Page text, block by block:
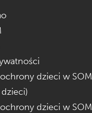
dzieci w SOM
dzieci w SOM